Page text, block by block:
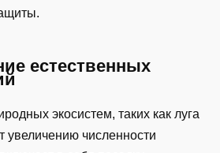
естественных
экосистем, таких как луга
увеличению численности